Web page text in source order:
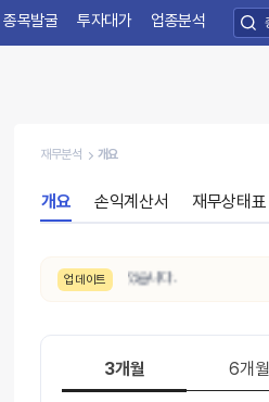
종목발굴 투자대가 업종분석
재무분석 개요
개요 손익계산서 재무상태표
업데이트
으로 변동되었습니다.
3개월 6개월